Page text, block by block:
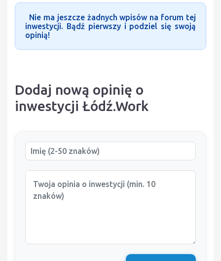
Nie ma jeszcze żadnych wpisów na forum tej
inwestycji. Bądź pierwszy i podziel się swoją
opinią!
Dodaj nową opinię o
inwestycji Łódź.Work